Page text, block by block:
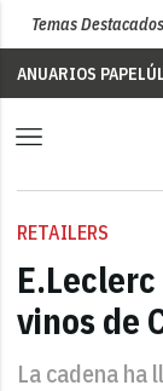
Temas Destacados
ANUARIOS PAPEL
RETAILERS
vinos de
La cadena ha